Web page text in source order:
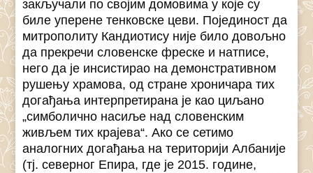
закључали по својим домовима у које су
биле уперене тенковске цеви. Појединост да
митрополиту Кандиотису није било довољно
да прекречи словенске фреске и натписе,
него да је инсистирао на демонстративном
рушењу храмова, од стране хроничара тих
догађања интерпретирана је као циљано
„симболично насиље над словенским
живљем тих крајева“. Ако се сетимо
аналогних догађања на територији Албаније
(тј. северног Епира, где је 2015. године,